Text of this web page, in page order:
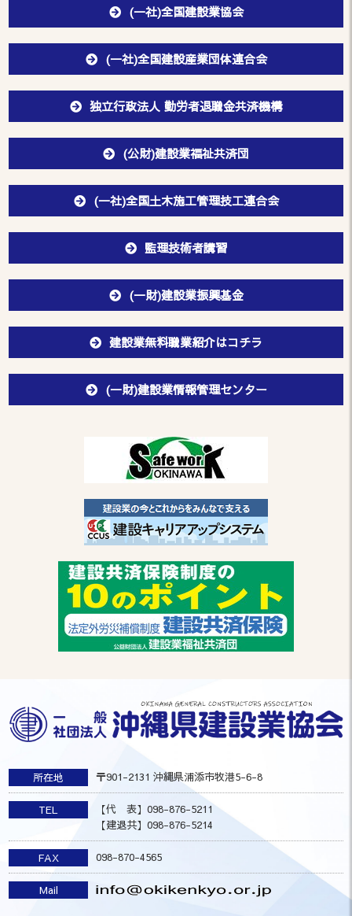
(一社)全国建設業協会
(一社)全国建設産業団体連合会
独立行政法人 勤労者退職金共済機構
(公財)建設業福祉共済団
(一社)全国土木施工管理技工連合会
監理技術者講習
(一財)建設業振興基金
建設業無料職業紹介はコチラ
(一財)建設業情報管理センター
所在地 〒901-2131 沖縄県浦添市牧港5-6-8
TEL
【代 表】098-876-5211
【建退共】098-876-5214
FAX 098-870-4565
Mail